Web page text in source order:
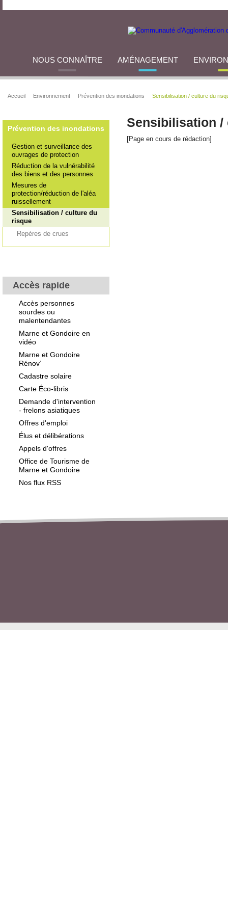
NOUS CONNAÎTRE AMÉNAGEMENT
Accueil Environnement Prévention des inondations Sensibilisation / culture du
Prévention des inondations
Gestion et surveillance des
ouvrages de protection
Réduction de la vulnérabilité
des biens et des personnes
Mesures de
protection/réduction de l'aléa
ruissellement
Sensibilisation / culture du
risque
Repères de crues
Accès rapide
Accès personnes
sourdes ou
malentendantes
Marne et Gondoire en
vidéo
Marne et Gondoire
Rénov’
Cadastre solaire
Carte Éco-libris
Demande d'intervention
- frelons asiatiques
Offres d'emploi
Élus et délibérations
Appels d'offres
Office de Tourisme de
Marne et Gondoire
Nos flux RSS
Sensibilisation
[Page en cours de rédaction]